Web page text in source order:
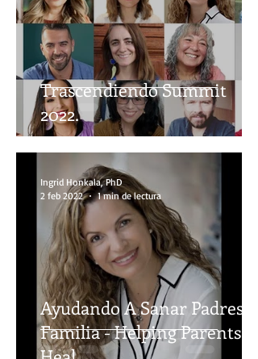
Trascendiendo Summit
2022.
Ayudando A Sanar Padres de
Familia - Helping Parents
Ingrid Honkala, PhD
2 feb 2022
1 min de lectura